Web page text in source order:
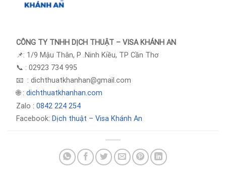
CÔNG TY TNHH DỊCH THUẬT – VISA KHÁNH AN
📌: 1/9 Mậu Thân, P .Ninh Kiều, TP Cần Thơ
📞 : 02923 734 995
📧 : dichthuatkhanhan@gmail.com
🌐 :dichthuatkhanhan.com
Zalo : 0842 224 254
Facebook: Dịch thuật – Visa Khánh An